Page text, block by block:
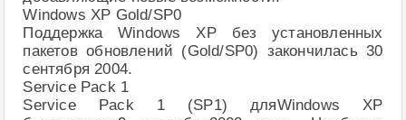
Windows XP Gold/SP0
Поддержка Windows XP без установленных
пакетов обновлений (Gold/SP0) закончилась 30
сентября 2004.
Service Pack 1
Service Pack 1 (SP1) дляWindows XP